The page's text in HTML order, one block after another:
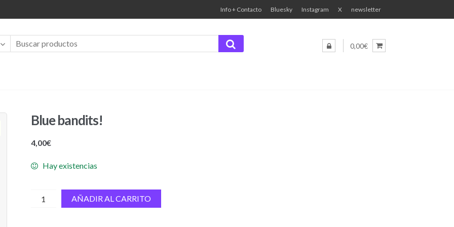
Info + Contacto Bluesky Instagram X newsletter
0,00€
Blue bandits!
4,00€
Hay existencias
Blue
bandits!
AÑADIR AL CARRITO